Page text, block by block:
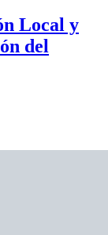
Local y
del